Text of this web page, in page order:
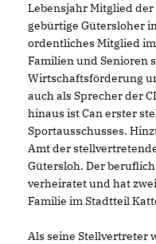
Lebensjahr Mitglied der
gebürtige Gütersloher
ordentliches Mitglied
Familien und Senioren
Wirtschaftsförderung
auch als Sprecher der
hinaus ist Can erster
Sportausschusses.
Amt der
Gütersloh. Der
verheiratet und hat
Familie im Stadtteil
Als seine Stellvertreter